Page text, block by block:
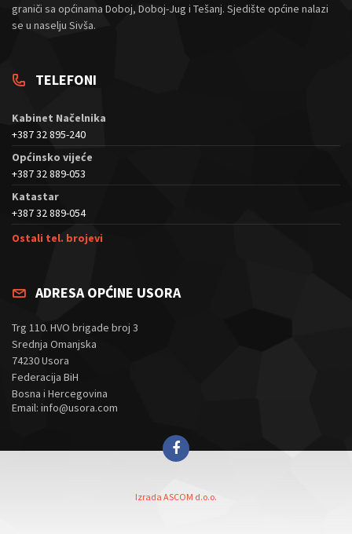
graniči sa općinama Doboj, Doboj-Jug i Tešanj. Sjedište općine nalazi
se u naselju Sivša.
TELEFONI
Kabinet Načelnika
+387 32 895-240
Općinsko vijeće
+387 32 889-053
Katastar
+387 32 889-054
Ostali tel. brojevi
ADRESA OPĆINE USORA
Trg 110. HVO brigade broj 3
Srednja Omanjska
74230 Usora
Federacija BiH
Bosna i Hercegovina
Email: info@usora.com
Izrada ASCOM d.o.o.